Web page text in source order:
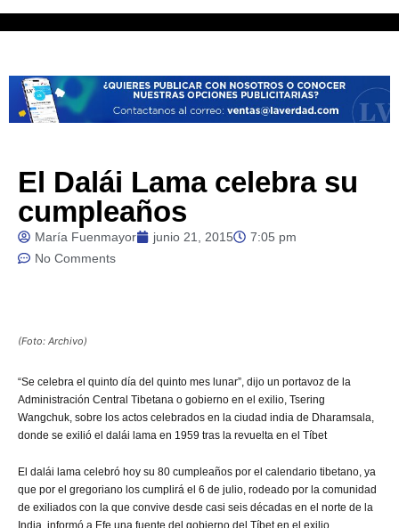
El Dalái Lama celebra su
cumpleaños
María Fuenmayor junio 21, 2015
7:05 pm
No Comments
(Foto: Archivo)
“Se celebra el quinto día del quinto mes lunar”, dijo un portavoz de la
Administración Central Tibetana o gobierno en el exilio, Tsering
Wangchuk, sobre los actos celebrados en la ciudad india de Dharamsala,
donde se exilió el dalái lama en 1959 tras la revuelta en el Tíbet
El dalái lama celebró hoy su 80 cumpleaños por el calendario tibetano, ya
que por el gregoriano los cumplirá el 6 de julio, rodeado por la comunidad
de exiliados con la que convive desde casi seis décadas en el norte de la
India, informó a Efe una fuente del gobierno del Tíbet en el exilio.